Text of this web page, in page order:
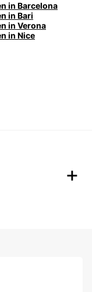
in Barcelona
in Bari
in Verona
in Nice